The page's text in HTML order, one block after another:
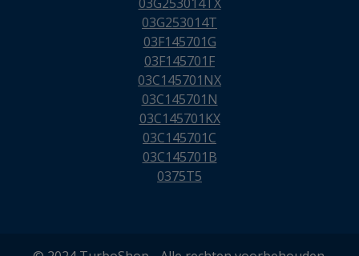
03G253014T
03F145701G
03F145701F
03C145701NX
03C145701N
03C145701KX
03C145701C
03C145701B
0375T5